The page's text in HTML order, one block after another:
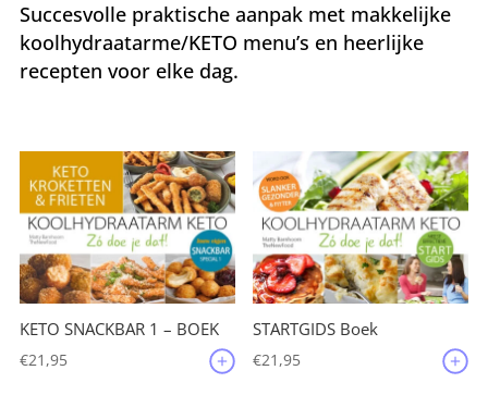
Succesvolle praktische aanpak met makkelijke
koolhydraatarme/KETO menu’s en heerlijke
recepten voor elke dag.
KETO SNACKBAR 1 – BOEK
€21,95
STARTGIDS Boek
€21,95